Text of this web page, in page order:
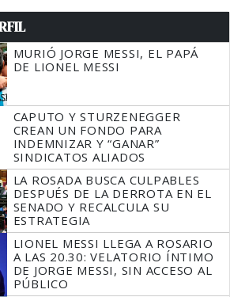
MURIÓ JORGE MESSI, EL PAPÁ
DE LIONEL MESSI
CAPUTO Y STURZENEGGER
CREAN UN FONDO PARA
INDEMNIZAR Y “GANAR”
SINDICATOS ALIADOS
LA ROSADA BUSCA CULPABLES
DESPUÉS DE LA DERROTA EN EL
SENADO Y RECALCULA SU
ESTRATEGIA
LIONEL MESSI LLEGA A ROSARIO
A LAS 20.30: VELATORIO ÍNTIMO
DE JORGE MESSI, SIN ACCESO AL
PÚBLICO